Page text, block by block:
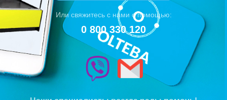
Или свяжитесь с нами с помощью:
0 800 330 120